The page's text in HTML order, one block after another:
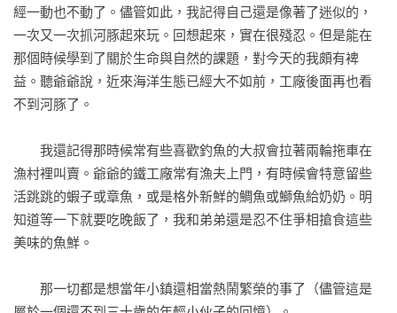
經一動也不動了。儘管如此，我記得自己還是像著了迷似的，
一次又一次抓河豚起來玩。回想起來，實在很殘忍。但是能在
那個時候學到了關於生命與自然的課題，對今天的我頗有裨
益。聽爺爺說，近來海洋生態已經大不如前，工廠後面再也看
不到河豚了。
我還記得那時候常有些喜歡釣魚的大叔會拉著兩輪拖車在
漁村裡叫賣。爺爺的鐵工廠常有漁夫上門，有時候會特意留些
活跳跳的蝦子或章魚，或是格外新鮮的鯛魚或鰤魚給奶奶。明
知道等一下就要吃晚飯了，我和弟弟還是忍不住爭相搶食這些
美味的魚鮮。
那一切都是想當年小鎮還相當熱鬧繁榮的事了（儘管這是